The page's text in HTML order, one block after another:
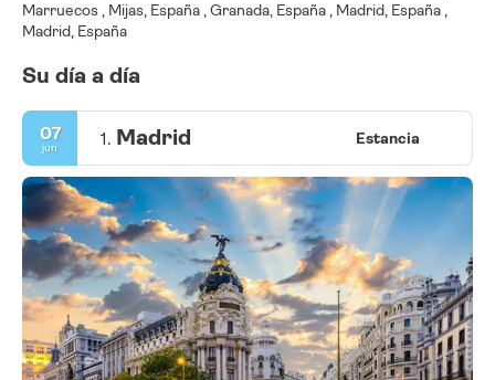
Marruecos , Mijas, España , Granada, España , Madrid, España ,
Madrid, España
Su día a día
07
jun 1. Madrid Estancia